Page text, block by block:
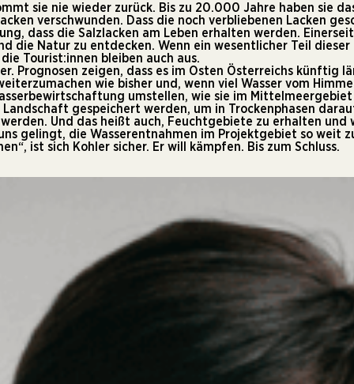
sie nie wieder zurück. Bis zu 20.000 Jahre haben sie
verschwunden. Dass die noch verbliebenen Lacken
dass die Salzlacken am Leben erhalten werden.
die Natur zu entdecken. Wenn ein wesentlicher Teil
Tourist:innen bleiben auch aus.
Prognosen zeigen, dass es im Osten Österreichs künftig
wie bisher und, wenn viel Wasser vom
umstellen, wie sie im
gespeichert werden, um in Trockenphasen
Und das heißt auch, Feuchtgebiete zu erhalten und
gelingt, die Wasserentnahmen im Projektgebiet so weit
ist sich Kohler sicher. Er will kämpfen. Bis zum Schluss.